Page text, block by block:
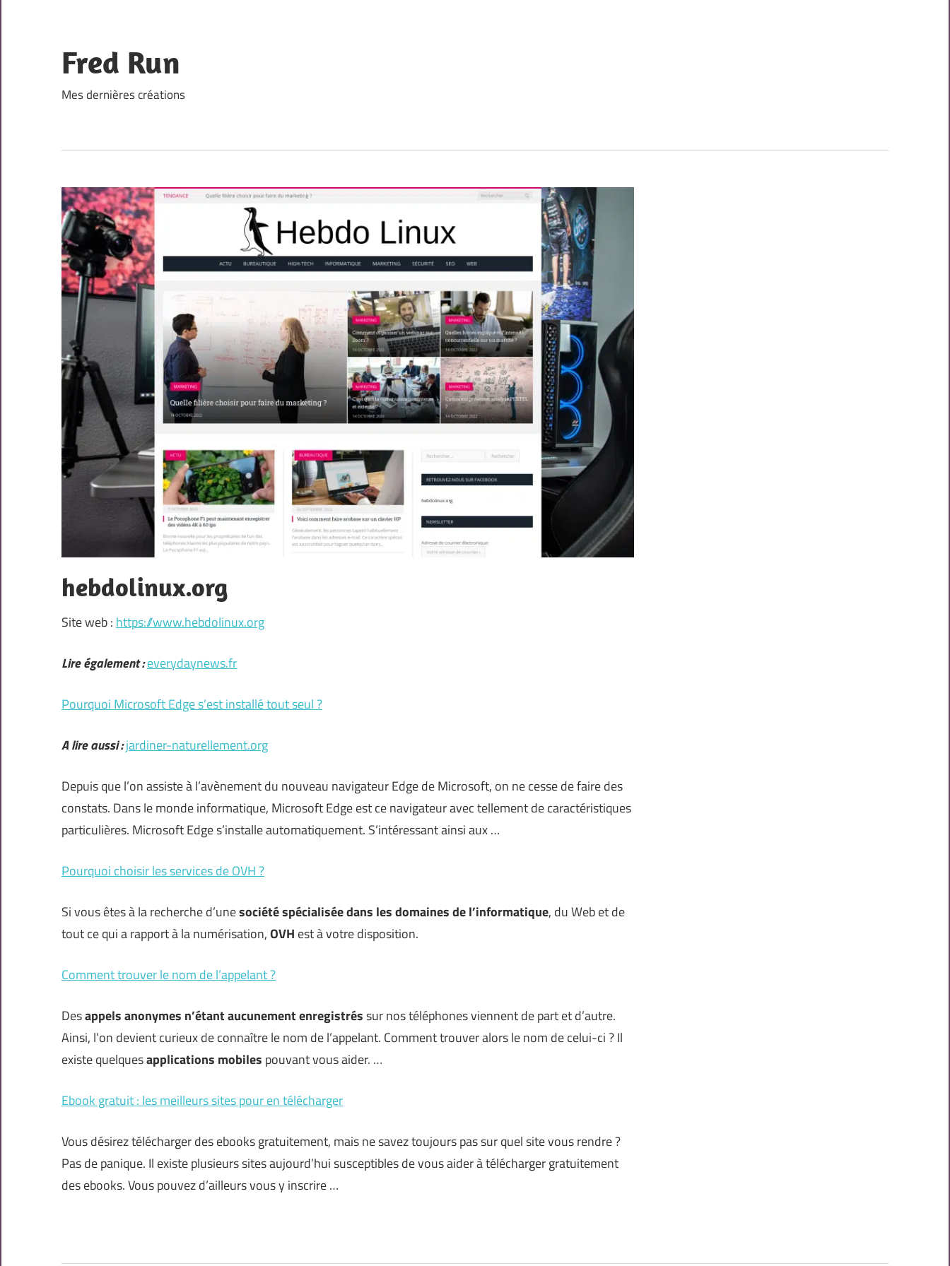
content
Fred Run
Mes dernières créations
hebdolinux.org
Site web : https://www.hebdolinux.org
Lire également :everydaynews.fr
Pourquoi Microsoft Edge s’est installé tout seul ?
A lire aussi :jardiner-naturellement.org
Depuis que l’on assiste à l’avènement du nouveau navigateur Edge de Microsoft, on ne cesse de faire des
constats. Dans le monde informatique, Microsoft Edge est ce navigateur avec tellement de caractéristiques
particulières. Microsoft Edge s’installe automatiquement. S’intéressant ainsi aux …
Pourquoi choisir les services de OVH ?
Si vous êtes à la recherche d’unesociété spécialisée dans les domaines de l’informatique, du Web et de
tout ce qui a rapport à la numérisation,OVH est à votre disposition.
Comment trouver le nom de l’appelant ?
Desappels anonymes n’étant aucunement enregistréssur nos téléphones viennent de part et d’autre.
Ainsi, l’on devient curieux de connaître le nom de l’appelant. Comment trouver alors le nom de celui-ci ? Il
existe quelquesapplications mobiles pouvant vous aider. …
Ebook gratuit : les meilleurs sites pour en télécharger
Vous désirez télécharger des ebooks gratuitement, mais ne savez toujours pas sur quel site vous rendre ?
Pas de panique. Il existe plusieurs sites aujourd’hui susceptibles de vous aider à télécharger gratuitement
des ebooks. Vous pouvez d’ailleurs vous y inscrire …